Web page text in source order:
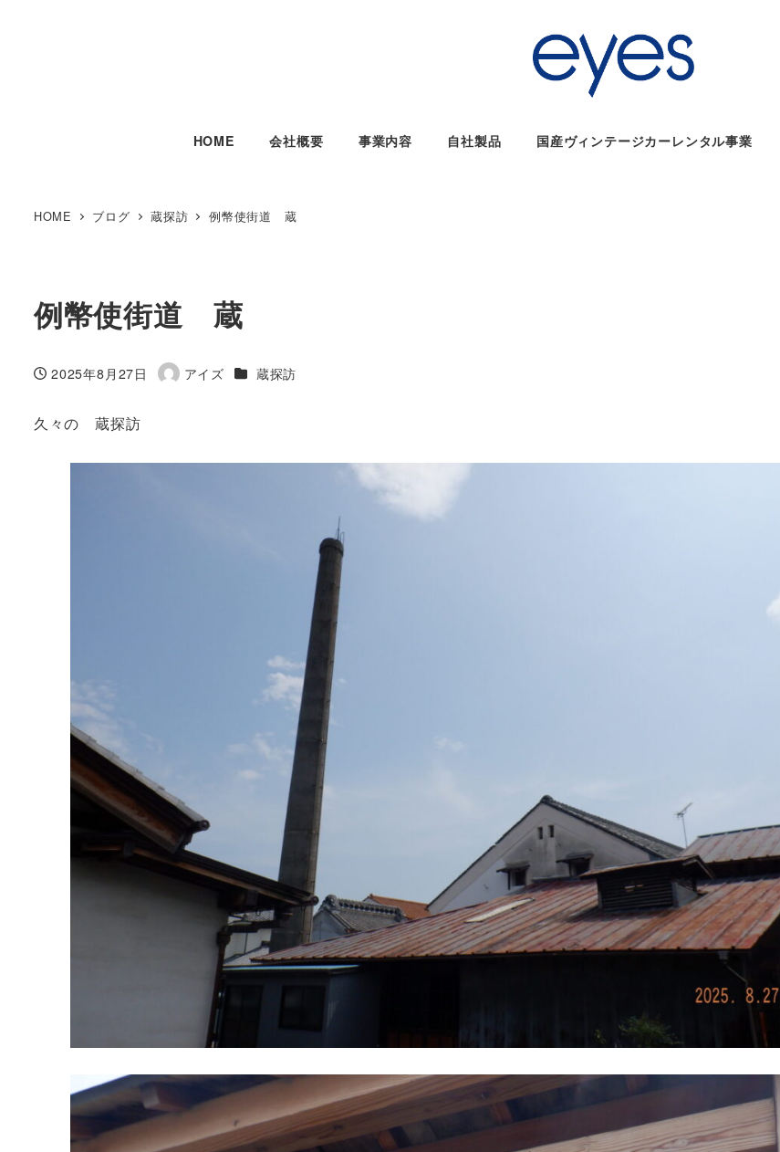
HOME 会社概要 事業内容 自社製品 国産ヴィンテージカーレンタル事業
HOME ブログ 蔵探訪 例幣使街道 蔵
例幣使街道 蔵
投稿日
2025年8月27日
著
アイズ カテゴリー
蔵探訪
久々の 蔵探訪